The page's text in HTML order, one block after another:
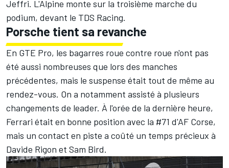
Jeffri. L'Alpine monte sur la troisième marche du
podium, devant le TDS Racing.
Porsche tient sa revanche
En GTE Pro, les bagarres roue contre roue n'ont pas
été aussi nombreuses que lors des manches
précédentes, mais le suspense était tout de même au
rendez-vous. On a notamment assisté à plusieurs
changements de leader. À l'orée de la dernière heure,
Ferrari était en bonne position avec la #71 d'AF Corse,
mais un contact en piste a coûté un temps précieux à
Davide Rigon et Sam Bird.